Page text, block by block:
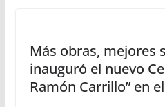
Más obras, mejores
inauguró el nuevo
Ramón Carrillo” en